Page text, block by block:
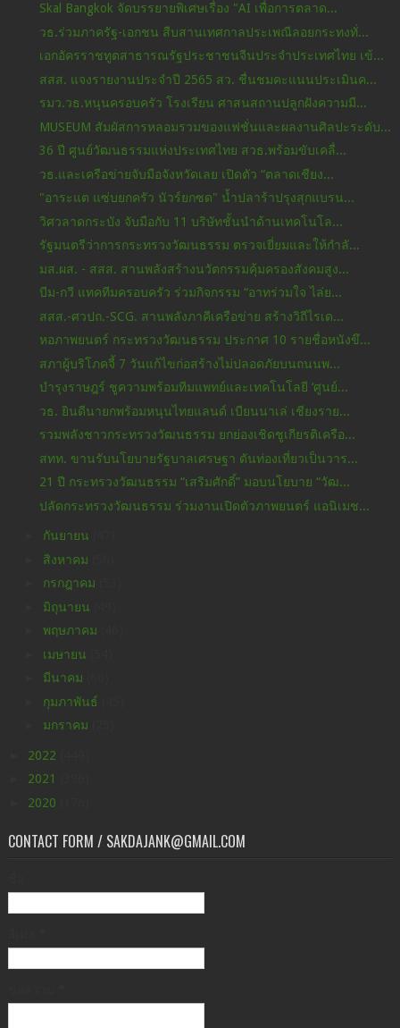
Skal Bangkok จัดบรรยายพิเศษเรื่อง "AI เพื่อการตลาด...
วธ.ร่วมภาครัฐ-เอกชน สืบสานเทศกาลประเพณีลอยกระทงทั่...
เอกอัครราชทูตสาธารณรัฐประชาชนจีนประจำประเทศไทย เข้...
สสส. แจงรายงานประจำปี 2565 สว. ชื่นชมคะแนนประเมินค...
รมว.วธ.หนุนครอบครัว โรงเรียน ศาสนสถานปลูกฝังความมี...
MUSEUM สัมผัสการหลอมรวมของแฟชั่นและผลงานศิลปะระดับ...
36 ปี ศูนย์วัฒนธรรมแห่งประเทศไทย สวธ.พร้อมขับเคลื่...
วธ.และเครือข่ายจับมือจังหวัดเลย เปิดตัว “ตลาดเชียง...
"อาระแต แซ่บยกครัว นัวร์ยกซด" น้ำปลาร้าปรุงสุกแบรน...
วิศวลาดกระบัง จับมือกับ 11 บริษัทชั้นนำด้านเทคโนโล...
รัฐมนตรีว่าการกระทรวงวัฒนธรรม ตรวจเยี่ยมและให้กำลั...
มส.ผส. - สสส. สานพลังสร้างนวัตกรรมคุ้มครองสังคมสูง...
บีม-กวี แทคทีมครอบครัว ร่วมกิจกรรม “อาทร่วมใจ ไล่ย...
สสส.-ศวปถ.-SCG. สานพลังภาคีเครือข่าย สร้างวิถีไรเด...
หอภาพยนตร์ กระทรวงวัฒนธรรม ประกาศ 10 รายชื่อหนังขึ...
สภาผู้บริโภคจี้ 7 วันแก้ไขก่อสร้างไม่ปลอดภัยบนถนนพ...
บำรุงราษฎร์ ชูความพร้อมทีมแพทย์และเทคโนโลยี ‘ศูนย์...
วธ. ยินดีนายกพร้อมหนุนไทยแลนด์ เบียนนาเล่ เชียงราย...
รวมพลังชาวกระทรวงวัฒนธรรม ยกย่องเชิดชูเกียรติเครือ...
สทท. ขานรับนโยบายรัฐบาลเศรษฐา ดันท่องเที่ยวเป็นวาร...
21 ปี กระทรวงวัฒนธรรม “เสริมศักดิ์” มอบนโยบาย “วัฒ...
ปลัดกระทรวงวัฒนธรรม ร่วมงานเปิดตัวภาพยนตร์ แอนิเมช...
กันยายน
สิงหาคม
กรกฎาคม
มิถุนายน
พฤษภาคม
เมษายน
มีนาคม
กุมภาพันธ์
มกราคม
2022
2021
2020
CONTACT FORM / SAKDAJANK@GMAIL.COM